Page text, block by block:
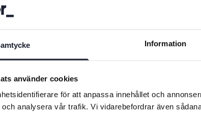
Information
använder cookies
för att anpassa innehållet och
analysera vår trafik. Vi vidarebefordrar även